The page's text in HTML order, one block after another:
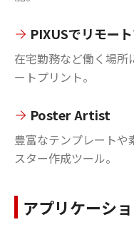
PIXUSでリモー
在宅勤務など働く場所
ートプリント。
Poster Artist
豊富なテンプレートや
スター作成ツール。
アプリケーシ